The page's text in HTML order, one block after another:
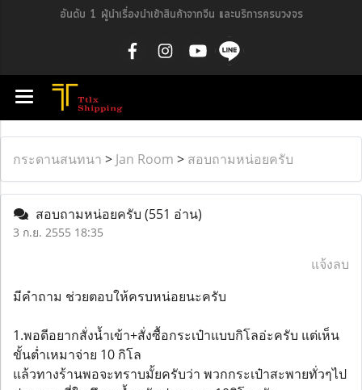
อันดับ 1 ผู้นำเรื่องนำเข้าสินค้าจากจีน และบริการครบวงจร
กระดานสนทนา > Jan Room > สอบถามหน่อยครับ
สอบถามหน่อยครับ (551 อ่าน)
3 ก.ย. 2555 18:35
แจ้งลบ
มีคำถาม ช่วยตอบให้ครบหน่อยนะครับ
1.พอดีอยากสั่งน้ำเข้า+สั่งซื้อกระเป๋าแบบกิโลอ่ะครับ แต่เห็น
ขั้นต่ำเหมาจ่าย 10 กิโล
แล้วทางร้านพอจะทราบมั้ยครับว่า พวกกระเป๋าสะพายทั่วๆไป